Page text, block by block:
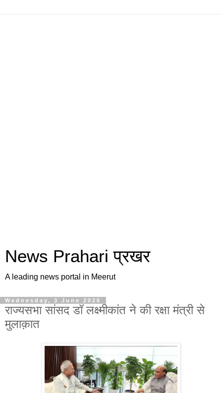
News Prahari प्रखर
A leading news portal in Meerut
Wednesday, 3 June 2026
राज्यसभा सांसद डॉ लक्ष्मीकांत ने की रक्षा मंत्री से
मुलाक़ात